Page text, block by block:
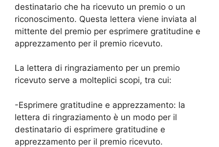
destinatario che ha ricevuto un premio o un
riconoscimento. Questa lettera viene inviata al
mittente del premio per esprimere gratitudine e
apprezzamento per il premio ricevuto.
La lettera di ringraziamento per un premio
ricevuto serve a molteplici scopi, tra cui:
-Esprimere gratitudine e apprezzamento: la
lettera di ringraziamento è un modo per il
destinatario di esprimere gratitudine e
apprezzamento per il premio ricevuto.